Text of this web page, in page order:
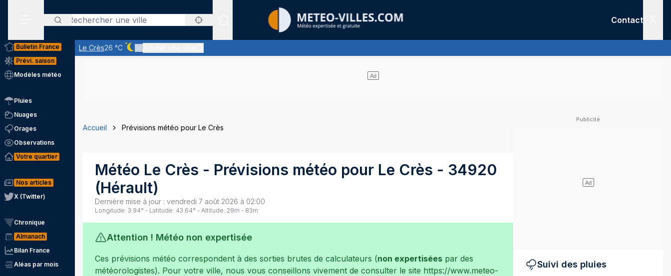
Rechercher
Sites expertis&eacute;s
Contact
Le Crès26 °C
Ciel dégagé - quasiment pas de nuages
Bulletin France
Prévi. saison
Modèles météo
Pluies
Nuages
Orages
Observations
Votre quartier
Nos articles
X (Twitter)
Chronique
Almanach
Bilan France
Aléas par mois
Accueil Prévisions météo pour Le Crès
Météo Le Crès - Prévisions météo pour Le Crès - 34920
(Hérault)
Dernière mise à jour : vendredi 7 août 2026 à 02:00
Longitude: 3.94° - Latitude: 43.64° - Altitude: 29m - 83m
Attention ! Météo non expertisée
Ces prévisions météo correspondent à des sorties brutes de calculateurs (non expertisées par des
météorologistes). Pour votre ville, nous vous conseillons vivement de consulter le site https://www.meteo-
Suivi des pluies